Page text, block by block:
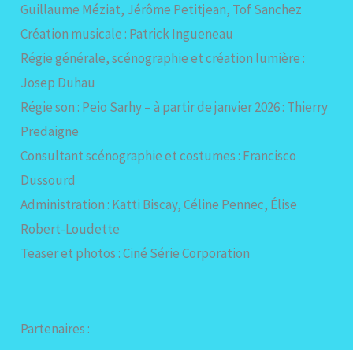
Guillaume Méziat, Jérôme Petitjean, Tof Sanchez
Création musicale : Patrick Ingueneau
Régie générale, scénographie et création lumière :
Josep Duhau
Régie son : Peio Sarhy – à partir de janvier 2026 : Thierry
Predaigne
Consultant scénographie et costumes : Francisco
Dussourd
Administration : Katti Biscay, Céline Pennec, Élise
Robert-Loudette
Teaser et photos : Ciné Série Corporation
Partenaires :